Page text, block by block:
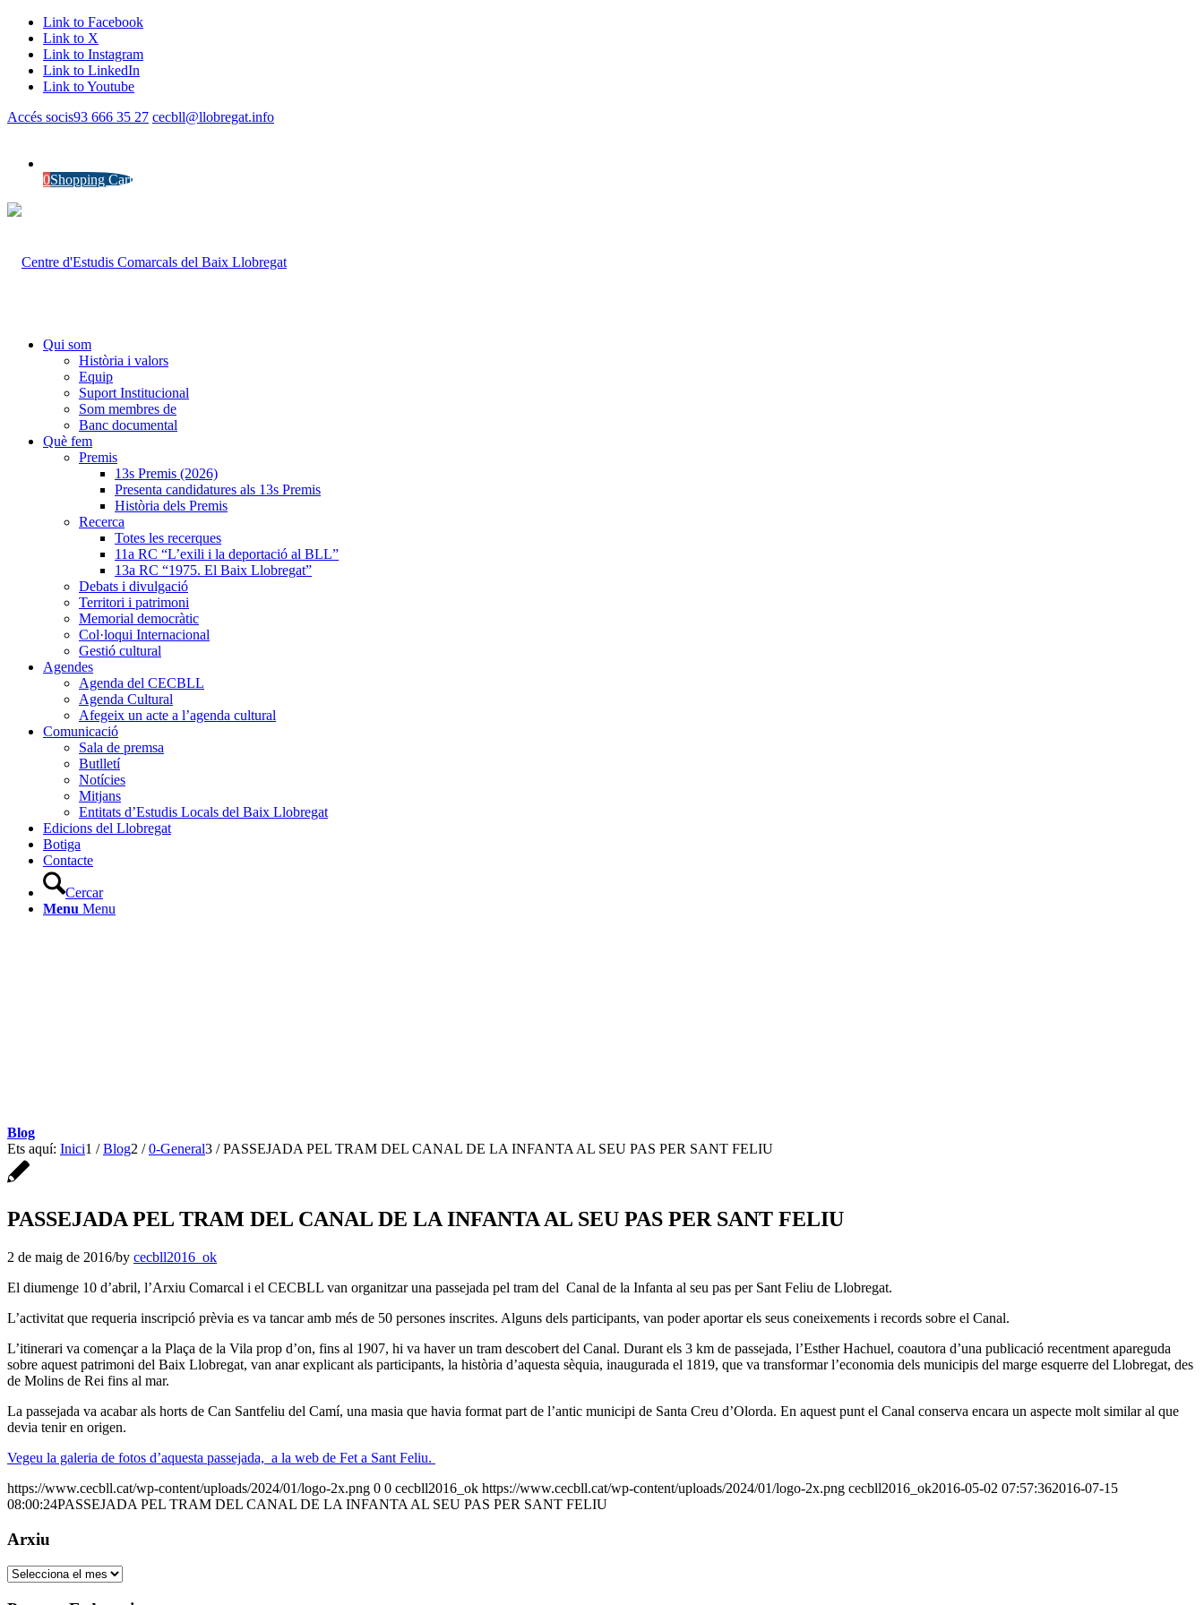
Link to Facebook
Link to X
Link to Instagram
Link to LinkedIn
Link to Youtube
Accés socis93 666 35 27 cecbll@llobregat.info
0Shopping Cart
Qui som
Història i valors
Equip
Suport Institucional
Som membres de
Banc documental
Què fem
Premis
13s Premis (2026)
Presenta candidatures als 13s Premis
Història dels Premis
Recerca
Totes les recerques
11a RC “L’exili i la deportació al BLL”
13a RC “1975. El Baix Llobregat”
Debats i divulgació
Territori i patrimoni
Memorial democràtic
Col·loqui Internacional
Gestió cultural
Agendes
Agenda del CECBLL
Agenda Cultural
Afegeix un acte a l’agenda cultural
Comunicació
Sala de premsa
Butlletí
Notícies
Mitjans
Entitats d’Estudis Locals del Baix Llobregat
Edicions del Llobregat
Botiga
Contacte
Cercar
Menu Menu
Blog
Ets aquí: Inici1 / Blog2 / 0-General3 / PASSEJADA PEL TRAM DEL CANAL DE LA INFANTA AL SEU PAS PER SANT FELIU
PASSEJADA PEL TRAM DEL CANAL DE LA INFANTA AL SEU PAS PER SANT FELIU
2 de maig de 2016/by cecbll2016_ok
El diumenge 10 d’abril, l’Arxiu Comarcal i el CECBLL van organitzar una passejada pel tram del Canal de la Infanta al seu pas per Sant Feliu de Llobregat.
L’activitat que requeria inscripció prèvia es va tancar amb més de 50 persones inscrites. Alguns dels participants, van poder aportar els seus coneixements i records sobre el Canal.
L’itinerari va començar a la Plaça de la Vila prop d’on, fins al 1907, hi va haver un tram descobert del Canal. Durant els 3 km de passejada, l’Esther Hachuel, coautora d’una publicació recentment apareguda
sobre aquest patrimoni del Baix Llobregat, van anar explicant als participants, la història d’aquesta sèquia, inaugurada el 1819, que va transformar l’economia dels municipis del marge esquerre del Llobregat, des
de Molins de Rei fins al mar.
La passejada va acabar als horts de Can Santfeliu del Camí, una masia que havia format part de l’antic municipi de Santa Creu d’Olorda. En aquest punt el Canal conserva encara un aspecte molt similar al que
devia tenir en origen.
Vegeu la galeria de fotos d’aquesta passejada, a la web de Fet a Sant Feliu.
https://www.cecbll.cat/wp-content/uploads/2024/01/logo-2x.png 0 0 cecbll2016_ok https://www.cecbll.cat/wp-content/uploads/2024/01/logo-2x.png cecbll2016_ok2016-05-02 07:57:362016-07-15
08:00:24PASSEJADA PEL TRAM DEL CANAL DE LA INFANTA AL SEU PAS PER SANT FELIU
Arxiu
Arxiu